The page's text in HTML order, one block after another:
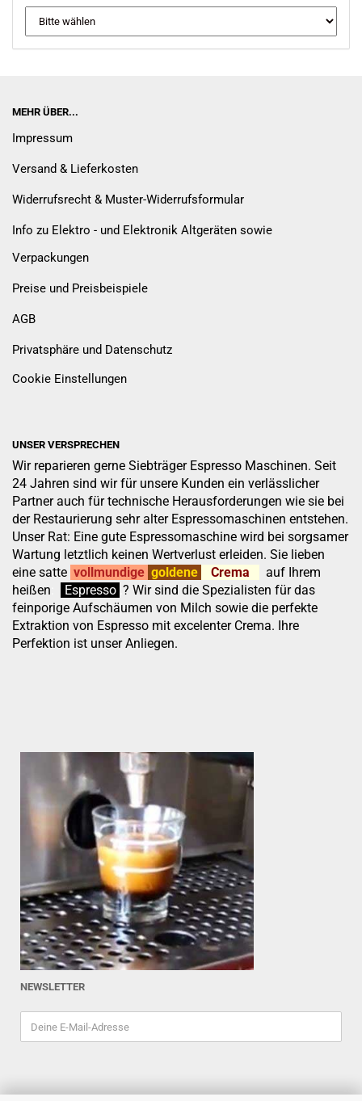
MEHR ÜBER...
Impressum
Versand & Lieferkosten
Widerrufsrecht & Muster-Widerrufsformular
Info zu Elektro - und Elektronik Altgeräten sowie
Verpackungen
Preise und Preisbeispiele
AGB
Privatsphäre und Datenschutz
Cookie Einstellungen
UNSER VERSPRECHEN
Wir reparieren gerne Siebträger Espresso Maschinen. Seit
24 Jahren sind wir für unsere Kunden ein verlässlicher
Partner auch für technische Herausforderungen wie sie bei
der Restaurierung sehr alter Espressomaschinen entstehen.
Unser Rat: Eine gute Espressomaschine wird bei sorgsamer
Wartung letztlich keinen Wertverlust erleiden. Sie lieben
eine satte vollmundige goldene Crema
auf Ihrem
heißen
Espresso ? Wir sind die Spezialisten für das
feinporige Aufschäumen von Milch sowie die perfekte
Extraktion von Espresso mit excelenter Crema. Ihre
Perfektion ist unser Anliegen.
NEWSLETTER